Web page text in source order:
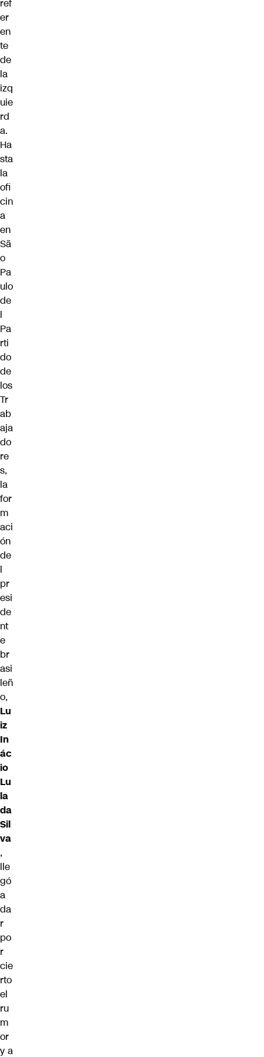
ref
er
en
te
de
la
izq
uie
rd
a.
Ha
sta
la
ofi
cin
a
en
Sã
o
Pa
ulo
de
l
Pa
rti
do
de
los
Tr
ab
aja
do
re
s,
la
for
m
aci
ón
de
l
pr
esi
de
nt
e
br
asi
leñ
o,
Lu
iz
In
ác
io
Lu
la
da
Sil
va
,
lle
gó
a
da
r
po
r
cie
rto
el
ru
m
or
y a